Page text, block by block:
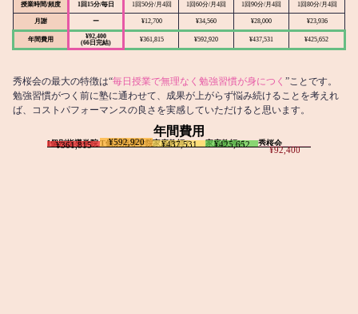
授業時間/頻度 1回15分/毎日 1回50分/月4回 1回60分/月4回 1回90分/月4回 1回80分/月4回
月謝 ー ¥12,700 ¥34,560 ¥28,000 ¥23,936
年間費用
¥92,400
(66日完結)
¥361,815 ¥592,920 ¥437,531 ¥425,652
秀桜会の最大の特徴は“毎日授業で無理なく勉強習慣が身につく ”ことです。
勉強習慣がつく前に塾に通わせて、成果が上がらず悩み続けることを考えれ
ば、コストパフォーマンスの良さを実感していただけると思います。
年間費用
I個別指導学院
¥361,815 T個別指導学院
¥592,920 家庭教師T
¥437,531 家庭教師M
¥425,652 秀桜会
¥92,400